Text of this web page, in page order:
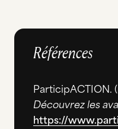
Références
ParticipACTION.
Découvrez les
https://